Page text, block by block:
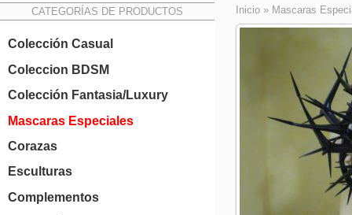
CATEGORÍAS DE PRODUCTOS
Colección Casual
Coleccion BDSM
Colección Fantasia/Luxury
Mascaras Especiales
Corazas
Esculturas
Complementos
Inicio » Mascaras